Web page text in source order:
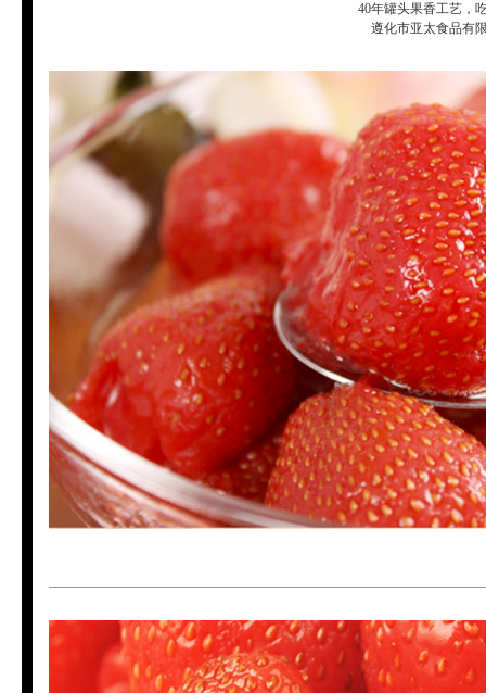
40年罐头果香工艺，
遵化市亚太食品有